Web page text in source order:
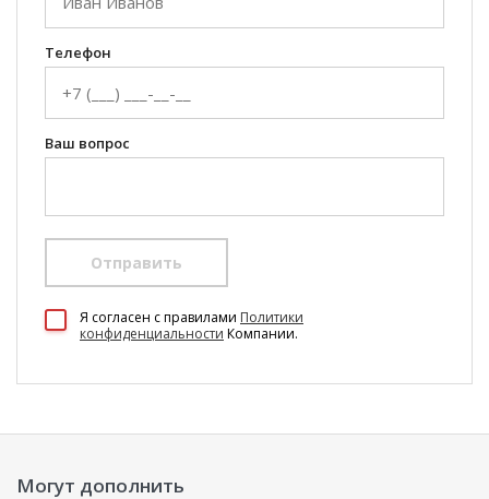
Телефон
Ваш вопрос
Отправить
Я согласен c правилами Политики
конфиденциальности Компании.
Могут дополнить